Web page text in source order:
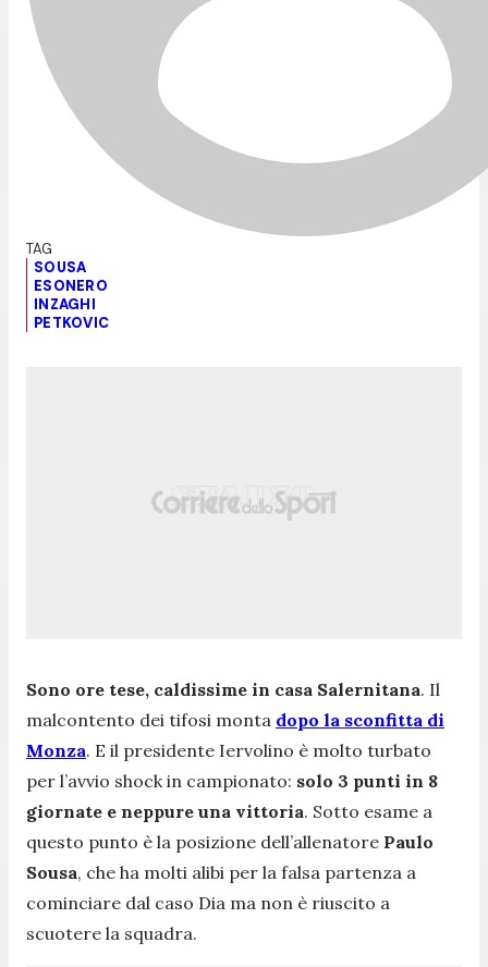
SOUSA
ESONERO
INZAGHI
PETKOVIC
Sono ore tese, caldissime in casa Salernitana. Il
malcontento dei tifosi monta dopo la sconfitta di
Monza. E il presidente Iervolino è molto turbato
per l’avvio shock in campionato: solo 3 punti in 8
giornate e neppure una vittoria. Sotto esame a
questo punto è la posizione dell’allenatore Paulo
Sousa, che ha molti alibi per la falsa partenza a
cominciare dal caso Dia ma non è riuscito a
scuotere la squadra.